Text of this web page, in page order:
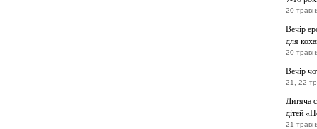
20
Вечір
для
20
Вечір
21, 22
Дитяча
дітей
21